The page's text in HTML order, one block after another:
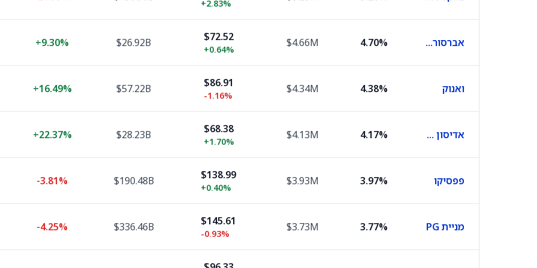
+2.83%
אברסורס אנרג'י 4.70%
$4.66M
$72.52
+0.64%
$26.92B
+9.30%
ואנוק 4.38%
$4.34M
$86.91
-1.16%
$57.22B
+16.49%
אדיסון אינטרנשיונל 4.17%
$4.13M
$68.38
+1.70%
$28.23B
+22.37%
פפסיקו 3.97%
$3.93M
$138.99
+0.40%
$190.48B
-3.81%
מניית PG 3.77%
$3.73M
$145.61
-0.93%
$336.46B
-4.25%